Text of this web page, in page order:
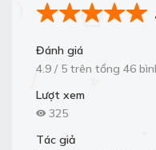
Đánh giá
4.9 / 5 trên tổng 46
Lượt xem
325
Tác giả